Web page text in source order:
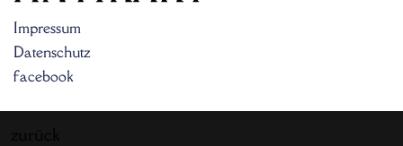
Impressum
Datenschutz
facebook